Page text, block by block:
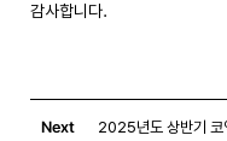
감사합니다.
Next 2025년도 상반기 코